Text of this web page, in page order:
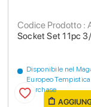
Socket Set 11pc
Codice Prodotto :
Disponibile nel
Europeo
purchase